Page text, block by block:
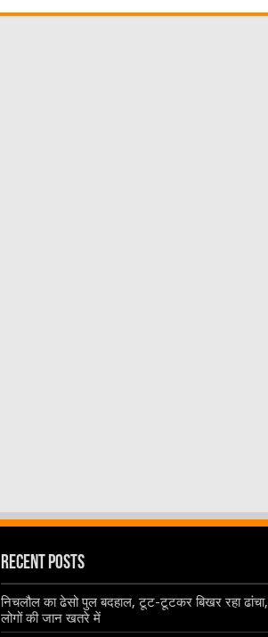
Recent Posts
निचलौल का ढेसो पुल बदहाल, टूट-टूटकर बिखर रहा ढांचा,
लोगों की जान खतरे में